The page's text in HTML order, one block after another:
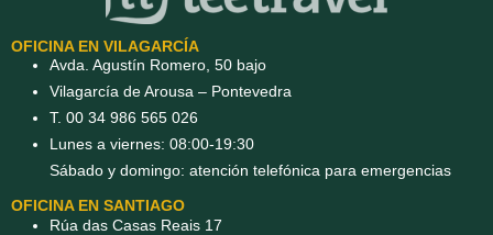
OFICINA EN VILAGARCÍA
Avda. Agustín Romero, 50 bajo
Vilagarcía de Arousa – Pontevedra
T. 00 34 986 565 026
Lunes a viernes: 08:00-19:30
Sábado y domingo: atención telefónica para emergencias
OFICINA EN SANTIAGO
Rúa das Casas Reais 17